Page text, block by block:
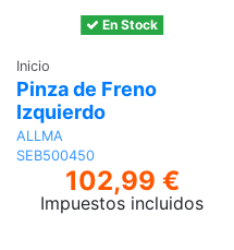
En Stock
Inicio
Pinza de Freno
Izquierdo
ALLMA
SEB500450
102,99 €
Impuestos incluidos